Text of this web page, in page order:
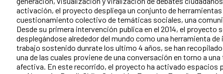
activación, el proyecto despliega un conjunto de
cuestionamiento colectivo de temáticas sociales, una
Desde su primera intervención publica en el 2014, el proyecto
desplegándose alrededor del mundo como una herramienta
trabajo sostenido dunrate los ultimo 4 años, se han
una de las cuales proviene de una conversación en torno a
afectiva. En este recorrido, el proyecto ha activado espacios